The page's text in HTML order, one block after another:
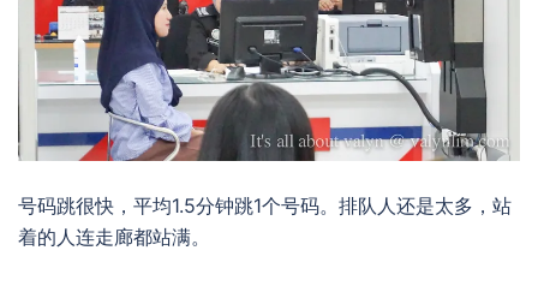
号码跳很快，平均1.5分钟跳1个号码。排队人还是太多，站
着的人连走廊都站满。